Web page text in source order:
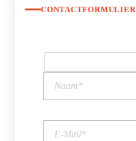
CONTACTFORMULIER